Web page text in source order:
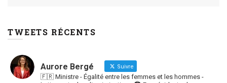
TWEETS RÉCENTS
Aurore Bergé Suivre
🇫🇷 Ministre - Égalité entre les femmes et les hommes -